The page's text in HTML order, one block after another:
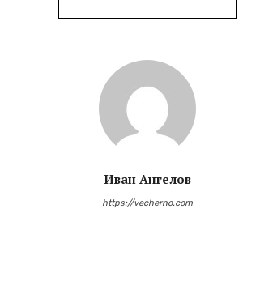
Иван Ангелов
https://vecherno.com